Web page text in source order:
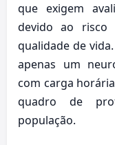
que exigem
devido ao
qualidade de
apenas um
com carga
quadro de
população.